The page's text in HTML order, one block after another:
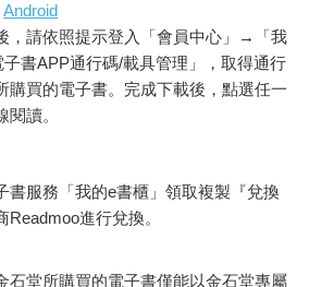
操作ATM! 如接獲電話要求您前往
從指示，以免受騙上當！
為同意
閱讀+APP)」及「Readmoo(兌換
子書服務「我的e書櫃」，點選線上